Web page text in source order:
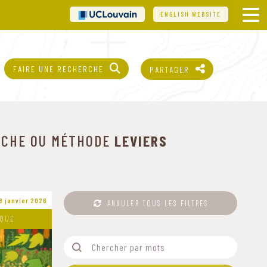
PARTAGER
FAIRE UNE RECHERCHE
UCL ENGLISH WEBSITE
OU MÉTHODE LEVIERS
janvier 2026 ANNULER TOUS LES FILTRES
Filtre-Mots
Rechercher